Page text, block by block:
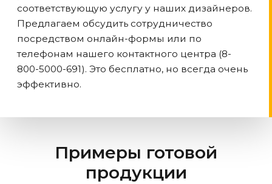
соответствующую услугу у наших дизайнеров.
Предлагаем обсудить сотрудничество
посредством онлайн-формы или по
телефонам нашего контактного центра (8-
800-5000-691). Это бесплатно, но всегда очень
эффективно.
Примеры готовой
продукции